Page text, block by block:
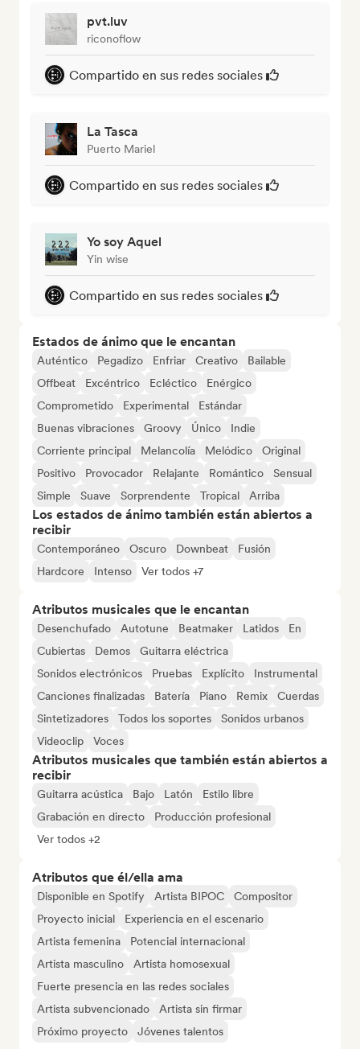
pvt.luv
riconoflow
Compartido en sus redes sociales
La Tasca
Puerto Mariel
Compartido en sus redes sociales
Yo soy Aquel
Yin wise
Compartido en sus redes sociales
Estados de ánimo que le encantan
Auténtico Pegadizo Enfriar Creativo
Bailable
Offbeat
Excéntrico Ecléctico
Enérgico
Comprometido
Experimental
Estándar
Buenas vibraciones
Groovy Único
Indie
Corriente principal
Melancolía Melódico
Original
Positivo
Provocador Relajante Romántico
Sensual
Simple
Suave Sorprendente Tropical Arriba
Los estados de ánimo también están abiertos a
recibir
Contemporáneo Oscuro Downbeat
Fusión
Hardcore
Intenso Ver todos +7
Atributos musicales que le encantan
Desenchufado Autotune Beatmaker Latidos
En
Cubiertas
Demos
Guitarra eléctrica
Sonidos electrónicos
Pruebas Explícito
Instrumental
Canciones finalizadas
Batería Piano Remix
Cuerdas
Sintetizadores
Todos los soportes
Sonidos urbanos
Videoclip
Voces
Atributos musicales que también están abiertos a
recibir
Guitarra acústica Bajo Latón
Estilo libre
Grabación en directo
Producción profesional
Ver todos +2
Atributos que él/ella ama
Disponible en Spotify Artista BIPOC
Compositor
Proyecto inicial
Experiencia en el escenario
Artista femenina
Potencial internacional
Artista masculino
Artista homosexual
Fuerte presencia en las redes sociales
Artista subvencionado
Artista sin firmar
Próximo proyecto
Jóvenes talentos